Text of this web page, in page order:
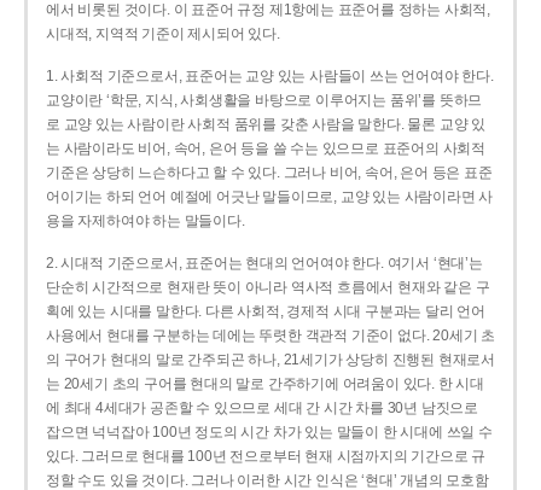
에서 비롯된 것이다. 이 표준어 규정 제1항에는 표준어를 정하는 사회적,
시대적, 지역적 기준이 제시되어 있다.
1. 사회적 기준으로서, 표준어는 교양 있는 사람들이 쓰는 언어여야 한다.
교양이란 ‘학문, 지식, 사회생활을 바탕으로 이루어지는 품위’를 뜻하므
로 교양 있는 사람이란 사회적 품위를 갖춘 사람을 말한다. 물론 교양 있
는 사람이라도 비어, 속어, 은어 등을 쓸 수는 있으므로 표준어의 사회적
기준은 상당히 느슨하다고 할 수 있다. 그러나 비어, 속어, 은어 등은 표준
어이기는 하되 언어 예절에 어긋난 말들이므로, 교양 있는 사람이라면 사
용을 자제하여야 하는 말들이다.
2. 시대적 기준으로서, 표준어는 현대의 언어여야 한다. 여기서 ‘현대’는
단순히 시간적으로 현재란 뜻이 아니라 역사적 흐름에서 현재와 같은 구
획에 있는 시대를 말한다. 다른 사회적, 경제적 시대 구분과는 달리 언어
사용에서 현대를 구분하는 데에는 뚜렷한 객관적 기준이 없다. 20세기 초
의 구어가 현대의 말로 간주되곤 하나, 21세기가 상당히 진행된 현재로서
는 20세기 초의 구어를 현대의 말로 간주하기에 어려움이 있다. 한 시대
에 최대 4세대가 공존할 수 있으므로 세대 간 시간 차를 30년 남짓으로
잡으면 넉넉잡아 100년 정도의 시간 차가 있는 말들이 한 시대에 쓰일 수
있다. 그러므로 현대를 100년 전으로부터 현재 시점까지의 기간으로 규
정할 수도 있을 것이다. 그러나 이러한 시간 인식은 ‘현대’ 개념의 모호함